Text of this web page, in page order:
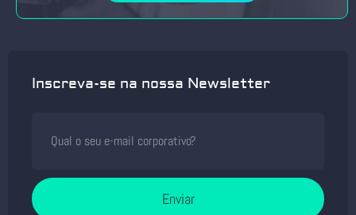
Inscreva-se na nossa Newsletter
Enviar